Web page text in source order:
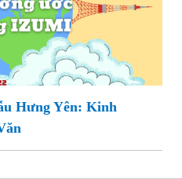
Hưng Yên: Kinh